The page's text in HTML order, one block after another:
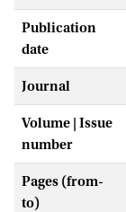
Publication
date
Journal
Volume | Issue
number
Pages (from-
to)